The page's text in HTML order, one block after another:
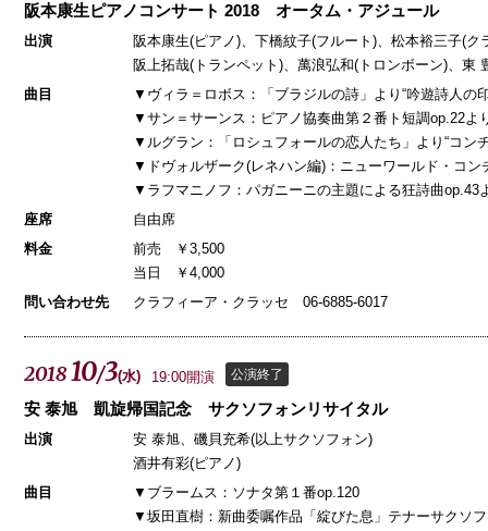
阪本康生ピアノコンサート 2018 オータム・アジュール
出演
阪本康生(ピアノ)、下橋紋子(フルート)、松本裕三子(ク
阪上拓哉(トランペット)、萬浪弘和(トロンボーン)、東
曲目
▼ヴィラ＝ロボス：「ブラジルの詩」より“吟遊詩人の
▼サン＝サーンス：ピアノ協奏曲第２番ト短調op.22よ
▼ルグラン：「ロシュフォールの恋人たち」より“コン
▼ドヴォルザーク(レネハン編)：ニューワールド・コン
▼ラフマニノフ：パガニーニの主題による狂詩曲
座席
自由席
料金
前売 ￥3,500
当日 ￥4,000
問い合わせ先
クラフィーア・クラッセ 06-6885-6017
201810/3(水) 19:00開演 公演終了
安 泰旭 凱旋帰国記念 サクソフォンリサイタル
出演
安 泰旭、磯貝充希(以上サクソフォン)
酒井有彩(ピアノ)
曲目
▼ブラームス：ソナタ第１番op.120
▼坂田直樹：新曲委嘱作品「綻びた息」テナーサクソ